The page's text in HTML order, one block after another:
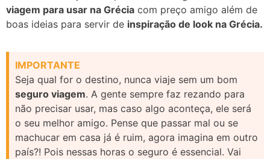
viagem para usar na Grécia com preço amigo além de
boas ideias para servir de inspiração de look na Grécia.
IMPORTANTE
Seja qual for o destino, nunca viaje sem um bom
seguro viagem. A gente sempre faz rezando para
não precisar usar, mas caso algo aconteça, ele será
o seu melhor amigo. Pense que passar mal ou se
machucar em casa já é ruim, agora imagina em outro
país?! Pois nessas horas o seguro é essencial. Vai